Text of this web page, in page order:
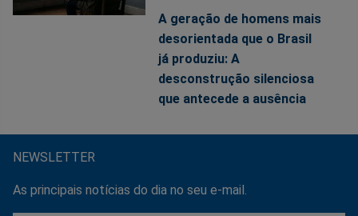
A geração de homens mais
desorientada que o Brasil
já produziu: A
desconstrução silenciosa
que antecede a ausência
NEWSLETTER
As principais notícias do dia no seu e-mail.